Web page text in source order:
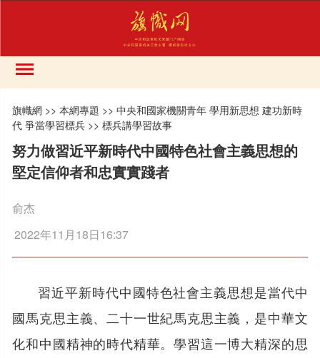
旗幟網 >>本網專題 >>中央和國家機關青年 學用新思想 建功新時
代 爭當學習標兵 >>標兵講學習故事
努力做習近平新時代中國特色社會主義思想的
堅定信仰者和忠實實踐者
俞杰
2022年11月18日16:37
習近平新時代中國特色社會主義思想是當代中
國馬克思主義、二十一世紀馬克思主義，是中華文
化和中國精神的時代精華。學習這一博大精深的思